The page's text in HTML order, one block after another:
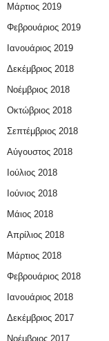
Μάρτιος 2019
Φεβρουάριος 2019
Ιανουάριος 2019
Δεκέμβριος 2018
Νοέμβριος 2018
Οκτώβριος 2018
Σεπτέμβριος 2018
Αύγουστος 2018
Ιούλιος 2018
Ιούνιος 2018
Μάιος 2018
Απρίλιος 2018
Μάρτιος 2018
Φεβρουάριος 2018
Ιανουάριος 2018
Δεκέμβριος 2017
Νοέμβριος 2017